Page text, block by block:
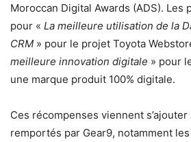
Moroccan Digital Awards (ADS). Les
pour « La meilleure utilisation de la
CRM » pour le projet Toyota
meilleure innovation digitale » pour
une marque produit 100% digitale.
Ces récompenses viennent
remportés par Gear9, notamment les